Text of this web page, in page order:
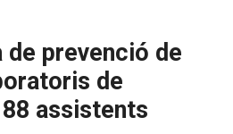
de prevenció de
de
assistents